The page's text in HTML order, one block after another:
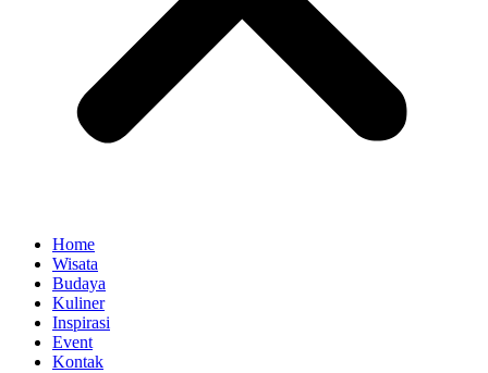
Home
Wisata
Budaya
Kuliner
Inspirasi
Event
Kontak